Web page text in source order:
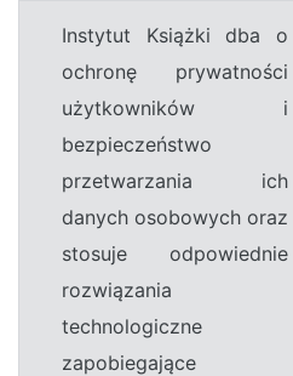
Instytut Książki dba o
ochronę prywatności
użytkowników i
bezpieczeństwo
przetwarzania ich
danych osobowych oraz
stosuje odpowiednie
rozwiązania
technologiczne
zapobiegające